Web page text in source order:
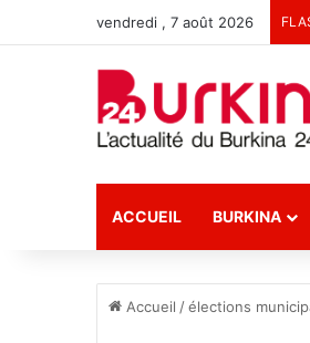
vendredi , 7 août 2026
ACCUEIL BURKINA
Accueil /élections